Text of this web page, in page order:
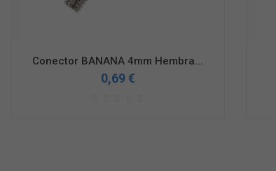
Conector BANANA 4mm Hembra...
0,69 €